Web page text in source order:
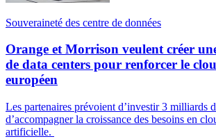
Souveraineté des centre de données
Orange et Morrison veulent créer
de data centers pour renforcer le
européen
Les partenaires prévoient d’investir 3 milliards
d’accompagner la croissance des besoins en
artificielle.